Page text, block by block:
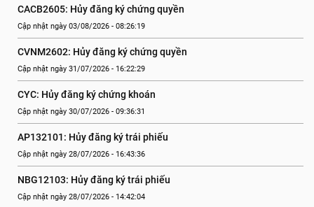
CACB2605: Hủy đăng ký chứng quyền
Cập nhật ngày 03/08/2026 - 08:26:19
CVNM2602: Hủy đăng ký chứng quyền
Cập nhật ngày 31/07/2026 - 16:22:29
CYC: Hủy đăng ký chứng khoán
Cập nhật ngày 30/07/2026 - 09:36:31
AP132101: Hủy đăng ký trái phiếu
Cập nhật ngày 28/07/2026 - 16:43:36
NBG12103: Hủy đăng ký trái phiếu
Cập nhật ngày 28/07/2026 - 14:42:04